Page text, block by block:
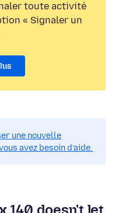
toute activité
« Signaler un
une nouvelle
avez besoin d’aide.